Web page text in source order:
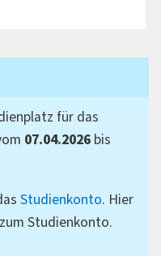
für das
07.04.2026bis
Studienkonto. Hier
zum Studienkonto.